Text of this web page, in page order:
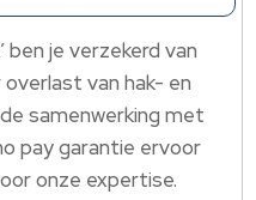
ben je verzekerd van
van hak- en
samenwerking met
pay garantie ervoor
onze expertise.